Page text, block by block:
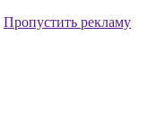
Пропустить рекламу